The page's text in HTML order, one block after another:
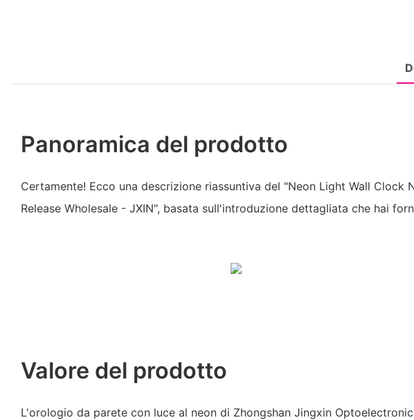
Panoramica del prodotto
Certamente! Ecco una descrizione riassuntiva del "Neon Light Wall Clock
Release Wholesale - JXIN", basata sull'introduzione dettagliata che hai
Valore del prodotto
L'orologio da parete con luce al neon di Zhongshan Jingxin